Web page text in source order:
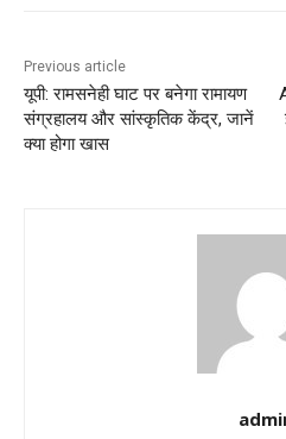
Previous article
यूपी: रामसनेही घाट पर बनेगा रामायण
संग्रहालय और सांस्कृतिक केंद्र, जानें
क्या होगा खास